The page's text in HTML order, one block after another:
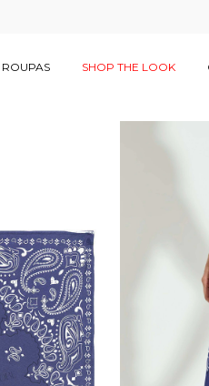
ROUPAS SHOP THE LOOK